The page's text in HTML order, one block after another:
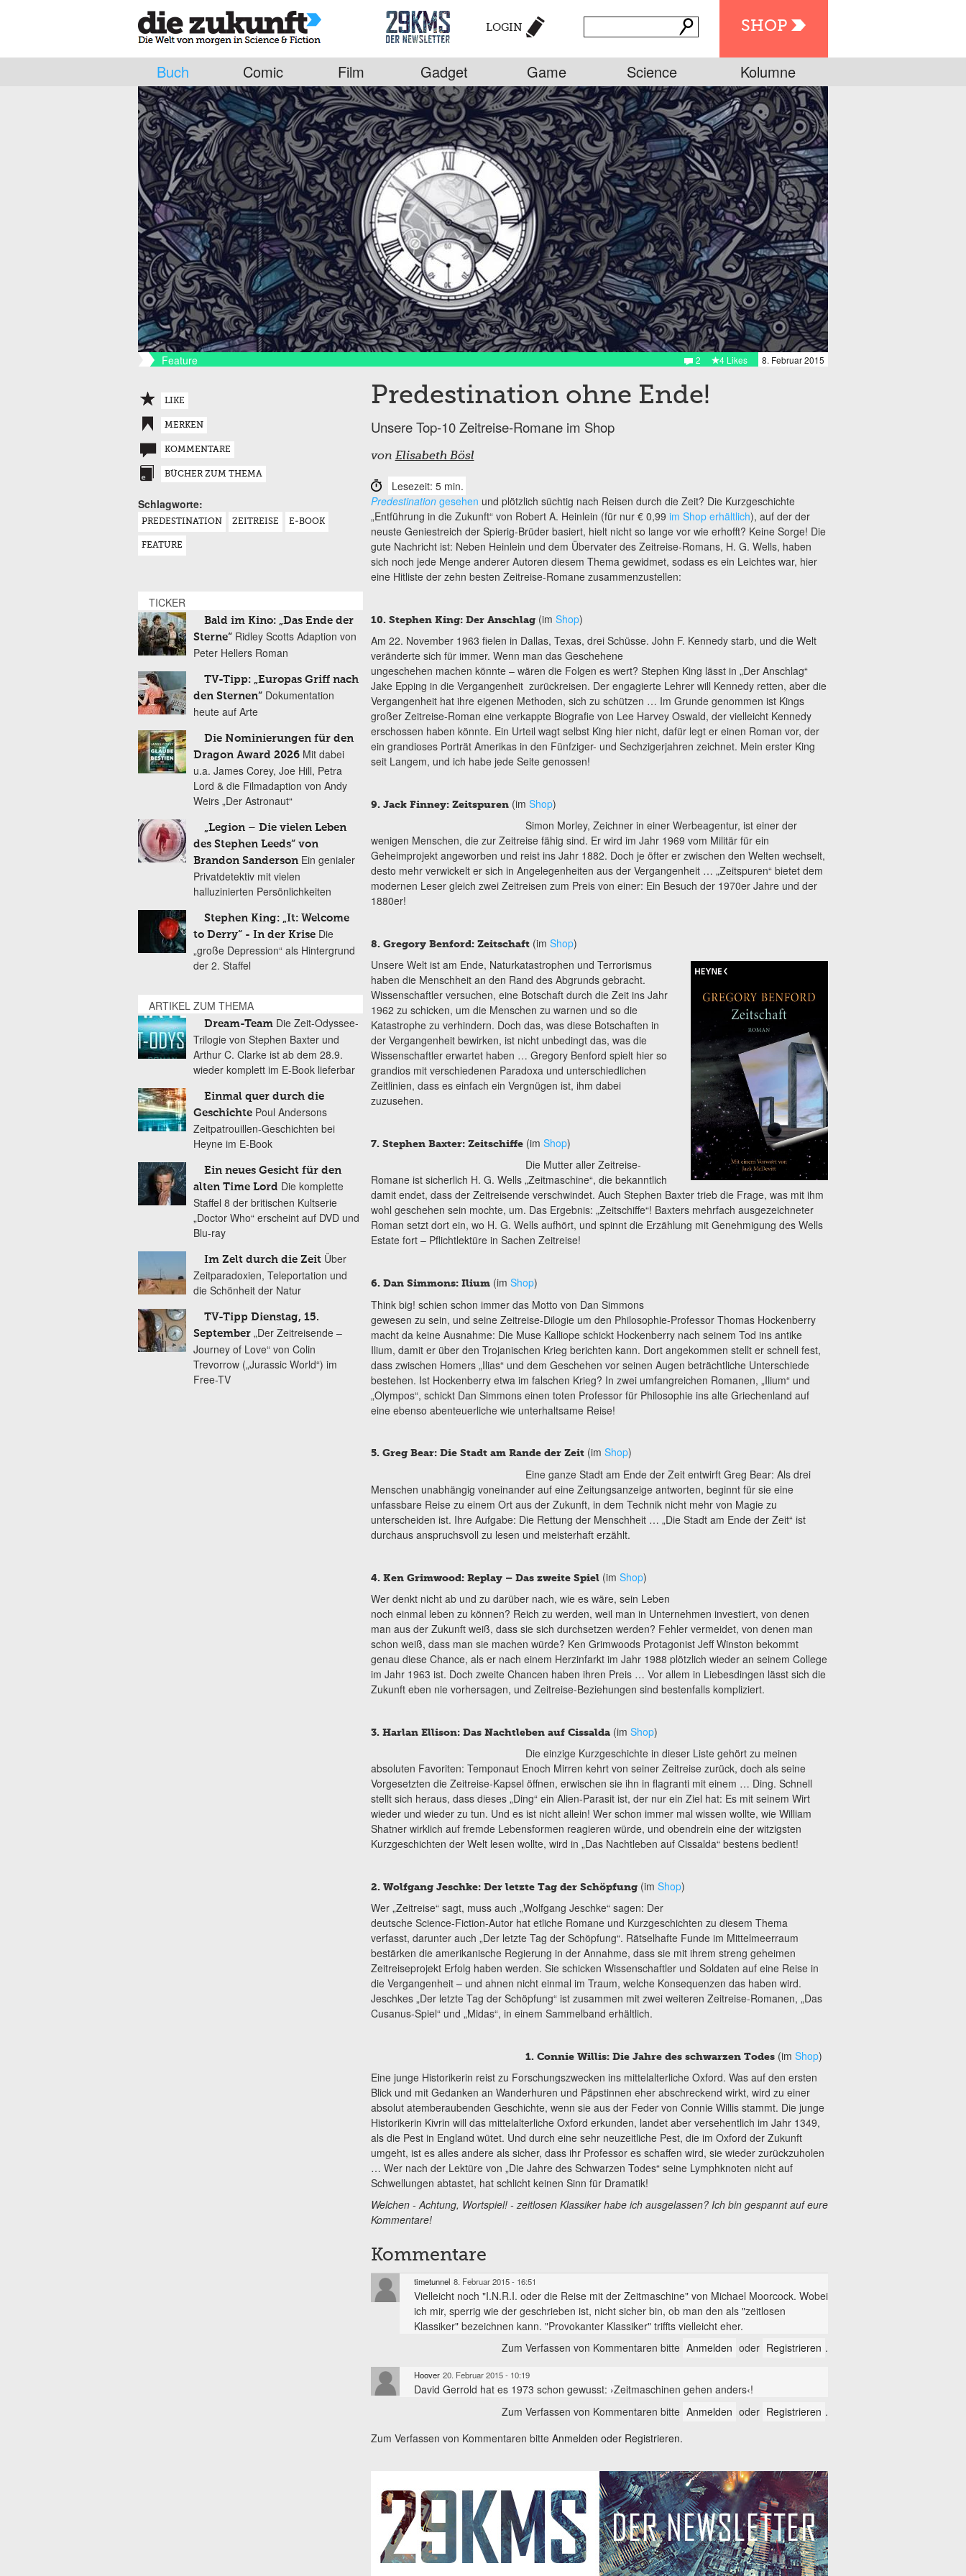
SHOP
LOGIN
Buch Comic Film Gadget Game Science Kolumne
Feature 8. Februar 2015
4 Likes
2
Predestination ohne Ende!
Unsere Top-10 Zeitreise-Romane im Shop
von Elisabeth Bösl
Lesezeit: 5 min.
Predestination gesehen und plötzlich süchtig nach Reisen durch die Zeit? Die Kurzgeschichte
„Entführung in die Zukunft“ von Robert A. Heinlein (für nur € 0,99 im Shop erhältlich), auf der der
neuste Geniestreich der Spierig-Brüder basiert, hielt nicht so lange vor wie erhofft? Keine Sorge! Die
gute Nachricht ist: Neben Heinlein und dem Übervater des Zeitreise-Romans, H. G. Wells, haben
sich noch jede Menge anderer Autoren diesem Thema gewidmet, sodass es ein Leichtes war, hier
eine Hitliste der zehn besten Zeitreise-Romane zusammenzustellen:
10. Stephen King: Der Anschlag(im Shop)
Am 22. November 1963 fielen in Dallas, Texas, drei Schüsse. John F. Kennedy starb, und die Welt
veränderte sich für immer. Wenn man das Geschehene
ungeschehen machen könnte – wären die Folgen es wert? Stephen King lässt in „Der Anschlag“
Jake Epping in die Vergangenheit zurückreisen. Der engagierte Lehrer will Kennedy retten, aber die
Vergangenheit hat ihre eigenen Methoden, sich zu schützen … Im Grunde genommen ist Kings
großer Zeitreise-Roman eine verkappte Biografie von Lee Harvey Oswald, der vielleicht Kennedy
erschossen haben könnte. Ein Urteil wagt selbst King hier nicht, dafür legt er einen Roman vor, der
ein grandioses Porträt Amerikas in den Fünfziger- und Sechzigerjahren zeichnet. Mein erster King
seit Langem, und ich habe jede Seite genossen!
9. Jack Finney: Zeitspuren(im Shop)
Simon Morley, Zeichner in einer Werbeagentur, ist einer der
wenigen Menschen, die zur Zeitreise fähig sind. Er wird im Jahr 1969 vom Militär für ein
Geheimprojekt angeworben und reist ins Jahr 1882. Doch je öfter er zwischen den Welten wechselt,
desto mehr verwickelt er sich in Angelegenheiten aus der Vergangenheit … „Zeitspuren“ bietet dem
modernen Leser gleich zwei Zeitreisen zum Preis von einer: Ein Besuch der 1970er Jahre und der
1880er!
8. Gregory Benford: Zeitschaft(im Shop)
Unsere Welt ist am Ende, Naturkatastrophen und Terrorismus
haben die Menschheit an den Rand des Abgrunds gebracht.
Wissenschaftler versuchen, eine Botschaft durch die Zeit ins Jahr
1962 zu schicken, um die Menschen zu warnen und so die
Katastrophe zu verhindern. Doch das, was diese Botschaften in
der Vergangenheit bewirken, ist nicht unbedingt das, was die
Wissenschaftler erwartet haben … Gregory Benford spielt hier so
grandios mit verschiedenen Paradoxa und unterschiedlichen
Zeitlinien, dass es einfach ein Vergnügen ist, ihm dabei
zuzusehen.
7. Stephen Baxter: Zeitschiffe(im Shop)
Die Mutter aller Zeitreise-
Romane ist sicherlich H. G. Wells „Zeitmaschine“, die bekanntlich
damit endet, dass der Zeitreisende verschwindet. Auch Stephen Baxter trieb die Frage, was mit ihm
wohl geschehen sein mochte, um. Das Ergebnis: „Zeitschiffe“! Baxters mehrfach ausgezeichneter
Roman setzt dort ein, wo H. G. Wells aufhört, und spinnt die Erzählung mit Genehmigung des Wells
Estate fort – Pflichtlektüre in Sachen Zeitreise!
6. Dan Simmons: Ilium(im Shop)
Think big! schien schon immer das Motto von Dan Simmons
gewesen zu sein, und seine Zeitreise-Dilogie um den Philosophie-Professor Thomas Hockenberry
macht da keine Ausnahme: Die Muse Kalliope schickt Hockenberry nach seinem Tod ins antike
Ilium, damit er über den Trojanischen Krieg berichten kann. Dort angekommen stellt er schnell fest,
dass zwischen Homers „Ilias“ und dem Geschehen vor seinen Augen beträchtliche Unterschiede
bestehen. Ist Hockenberry etwa im falschen Krieg? In zwei umfangreichen Romanen, „Ilium“ und
„Olympos“, schickt Dan Simmons einen toten Professor für Philosophie ins alte Griechenland auf
eine ebenso abenteuerliche wie unterhaltsame Reise!
5. Greg Bear: Die Stadt am Rande der Zeit(im Shop)
Eine ganze Stadt am Ende der Zeit entwirft Greg Bear: Als drei
Menschen unabhängig voneinander auf eine Zeitungsanzeige antworten, beginnt für sie eine
unfassbare Reise zu einem Ort aus der Zukunft, in dem Technik nicht mehr von Magie zu
unterscheiden ist. Ihre Aufgabe: Die Rettung der Menschheit … „Die Stadt am Ende der Zeit“ ist
durchaus anspruchsvoll zu lesen und meisterhaft erzählt.
4. Ken Grimwood: Replay – Das zweite Spiel(im Shop)
Wer denkt nicht ab und zu darüber nach, wie es wäre, sein Leben
noch einmal leben zu können? Reich zu werden, weil man in Unternehmen investiert, von denen
man aus der Zukunft weiß, dass sie sich durchsetzen werden? Fehler vermeidet, von denen man
schon weiß, dass man sie machen würde? Ken Grimwoods Protagonist Jeff Winston bekommt
genau diese Chance, als er nach einem Herzinfarkt im Jahr 1988 plötzlich wieder an seinem College
im Jahr 1963 ist. Doch zweite Chancen haben ihren Preis … Vor allem in Liebesdingen lässt sich die
Zukunft eben nie vorhersagen, und Zeitreise-Beziehungen sind bestenfalls kompliziert.
3. Harlan Ellison: Das Nachtleben auf Cissalda(im Shop)
Die einzige Kurzgeschichte in dieser Liste gehört zu meinen
absoluten Favoriten: Temponaut Enoch Mirren kehrt von seiner Zeitreise zurück, doch als seine
Vorgesetzten die Zeitreise-Kapsel öffnen, erwischen sie ihn in flagranti mit einem … Ding. Schnell
stellt sich heraus, dass dieses „Ding“ ein Alien-Parasit ist, der nur ein Ziel hat: Es mit seinem Wirt
wieder und wieder zu tun. Und es ist nicht allein! Wer schon immer mal wissen wollte, wie William
Shatner wirklich auf fremde Lebensformen reagieren würde, und obendrein eine der witzigsten
Kurzgeschichten der Welt lesen wollte, wird in „Das Nachtleben auf Cissalda“ bestens bedient!
2. Wolfgang Jeschke: Der letzte Tag der Schöpfung (im Shop)
Wer „Zeitreise“ sagt, muss auch „Wolfgang Jeschke“ sagen: Der
deutsche Science-Fiction-Autor hat etliche Romane und Kurzgeschichten zu diesem Thema
verfasst, darunter auch „Der letzte Tag der Schöpfung“. Rätselhafte Funde im Mittelmeerraum
bestärken die amerikanische Regierung in der Annahme, dass sie mit ihrem streng geheimen
Zeitreiseprojekt Erfolg haben werden. Sie schicken Wissenschaftler und Soldaten auf eine Reise in
die Vergangenheit – und ahnen nicht einmal im Traum, welche Konsequenzen das haben wird.
Jeschkes „Der letzte Tag der Schöpfung“ ist zusammen mit zwei weiteren Zeitreise-Romanen, „Das
Cusanus-Spiel“ und „Midas“, in einem Sammelband erhältlich.
1. Connie Willis: Die Jahre des schwarzen Todes (imShop)
Eine junge Historikerin reist zu Forschungszwecken ins mittelalterliche Oxford. Was auf den ersten
Blick und mit Gedanken an Wanderhuren und Päpstinnen eher abschreckend wirkt, wird zu einer
absolut atemberaubenden Geschichte, wenn sie aus der Feder von Connie Willis stammt. Die junge
Historikerin Kivrin will das mittelalterliche Oxford erkunden, landet aber versehentlich im Jahr 1349,
als die Pest in England wütet. Und durch eine sehr neuzeitliche Pest, die im Oxford der Zukunft
umgeht, ist es alles andere als sicher, dass ihr Professor es schaffen wird, sie wieder zurückzuholen
… Wer nach der Lektüre von „Die Jahre des Schwarzen Todes“ seine Lymphknoten nicht auf
Schwellungen abtastet, hat schlicht keinen Sinn für Dramatik!
Welchen - Achtung, Wortspiel! - zeitlosen Klassiker habe ich ausgelassen? Ich bin gespannt auf eure
Kommentare!
Kommentare
timetunnel 8. Februar 2015 - 16:51
Vielleicht noch "I.N.R.I. oder die Reise mit der Zeitmaschine" von Michael Moorcock. Wobei
ich mir, sperrig wie der geschrieben ist, nicht sicher bin, ob man den als "zeitlosen
Klassiker" bezeichnen kann. "Provokanter Klassiker" triffts vielleicht eher.
Zum Verfassen von Kommentaren bitte Anmelden oder Registrieren .
Hoover 20. Februar 2015 - 10:19
David Gerrold hat es 1973 schon gewusst: ›Zeitmaschinen gehen anders‹!
Zum Verfassen von Kommentaren bitte Anmelden oder Registrieren .
Zum Verfassen von Kommentaren bitte Anmelden oder Registrieren.
LIKE
MERKEN
KOMMENTARE
BÜCHER ZUM THEMA
Schlagworte:
PREDESTINATION ZEITREISE E-BOOK
FEATURE
TICKER
Bald im Kino: „Das Ende der
Sterne“ Ridley Scotts Adaption von
Peter Hellers Roman
TV-Tipp: „Europas Griff nach
den Sternen“ Dokumentation
heute auf Arte
Die Nominierungen für den
Dragon Award 2026 Mit dabei
u.a. James Corey, Joe Hill, Petra
Lord & die Filmadaption von Andy
Weirs „Der Astronaut“
„Legion – Die vielen Leben
des Stephen Leeds“ von
Brandon Sanderson Ein genialer
Privatdetektiv mit vielen
halluzinierten Persönlichkeiten
Stephen King: „It: Welcome
to Derry“ - In der Krise Die
„große Depression“ als Hintergrund
der 2. Staffel
ARTIKEL ZUM THEMA
Dream-Team Die Zeit-Odyssee-
Trilogie von Stephen Baxter und
Arthur C. Clarke ist ab dem 28.9.
wieder komplett im E-Book lieferbar
Einmal quer durch die
Geschichte Poul Andersons
Zeitpatrouillen-Geschichten bei
Heyne im E-Book
Ein neues Gesicht für den
alten Time Lord Die komplette
Staffel 8 der britischen Kultserie
„Doctor Who“ erscheint auf DVD und
Blu-ray
Im Zelt durch die Zeit Über
Zeitparadoxien, Teleportation und
die Schönheit der Natur
TV-Tipp Dienstag, 15.
September „Der Zeitreisende –
Journey of Love“ von Colin
Trevorrow („Jurassic World“) im
Free-TV